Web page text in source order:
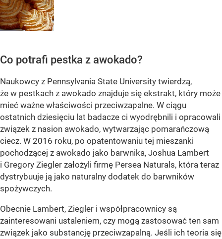
Co potrafi pestka z awokado?
Naukowcy z Pennsylvania State University twierdzą,
że w pestkach z awokado znajduje się ekstrakt, który może
mieć ważne właściwości przeciwzapalne. W ciągu
ostatnich dziesięciu lat badacze ci wyodrębnili i opracowali
związek z nasion awokado, wytwarzając pomarańczową
ciecz. W 2016 roku, po opatentowaniu tej mieszanki
pochodzącej z awokado jako barwnika, Joshua Lambert
i Gregory Ziegler założyli firmę Persea Naturals, która teraz
dystrybuuje ją jako naturalny dodatek do barwników
spożywczych.
Obecnie Lambert, Ziegler i współpracownicy są
zainteresowani ustaleniem, czy mogą zastosować ten sam
związek jako substancję przeciwzapalną. Jeśli ich teoria się